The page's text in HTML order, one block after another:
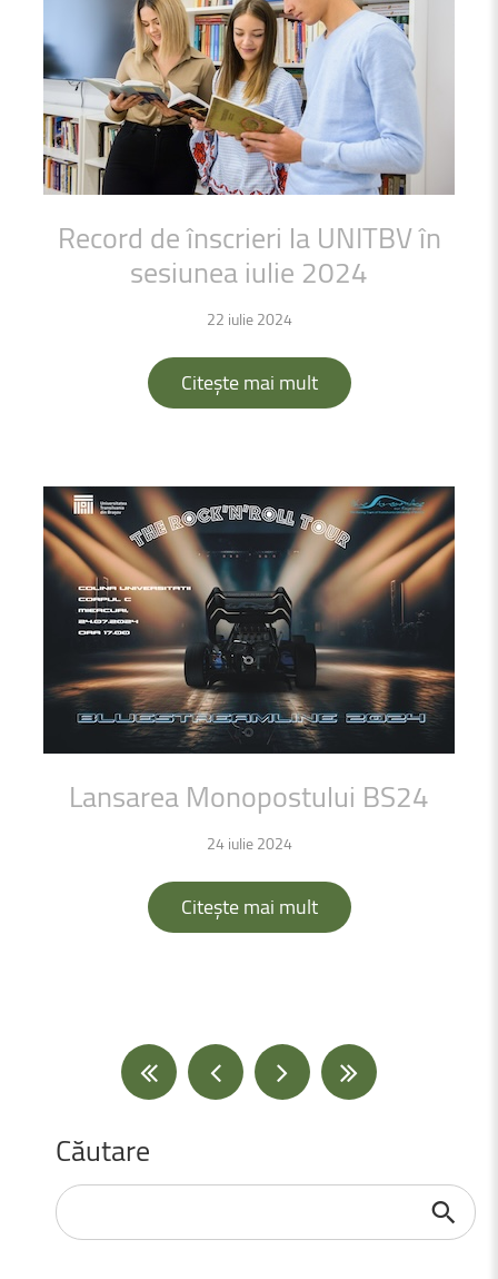
Record deînscrieri la UNITBVîn
sesiunea iulie 2024
22 iulie 2024
Citește mai mult
Lansarea Monopostului BS24
24 iulie 2024
Citește mai mult
Căutare
Căutare
...